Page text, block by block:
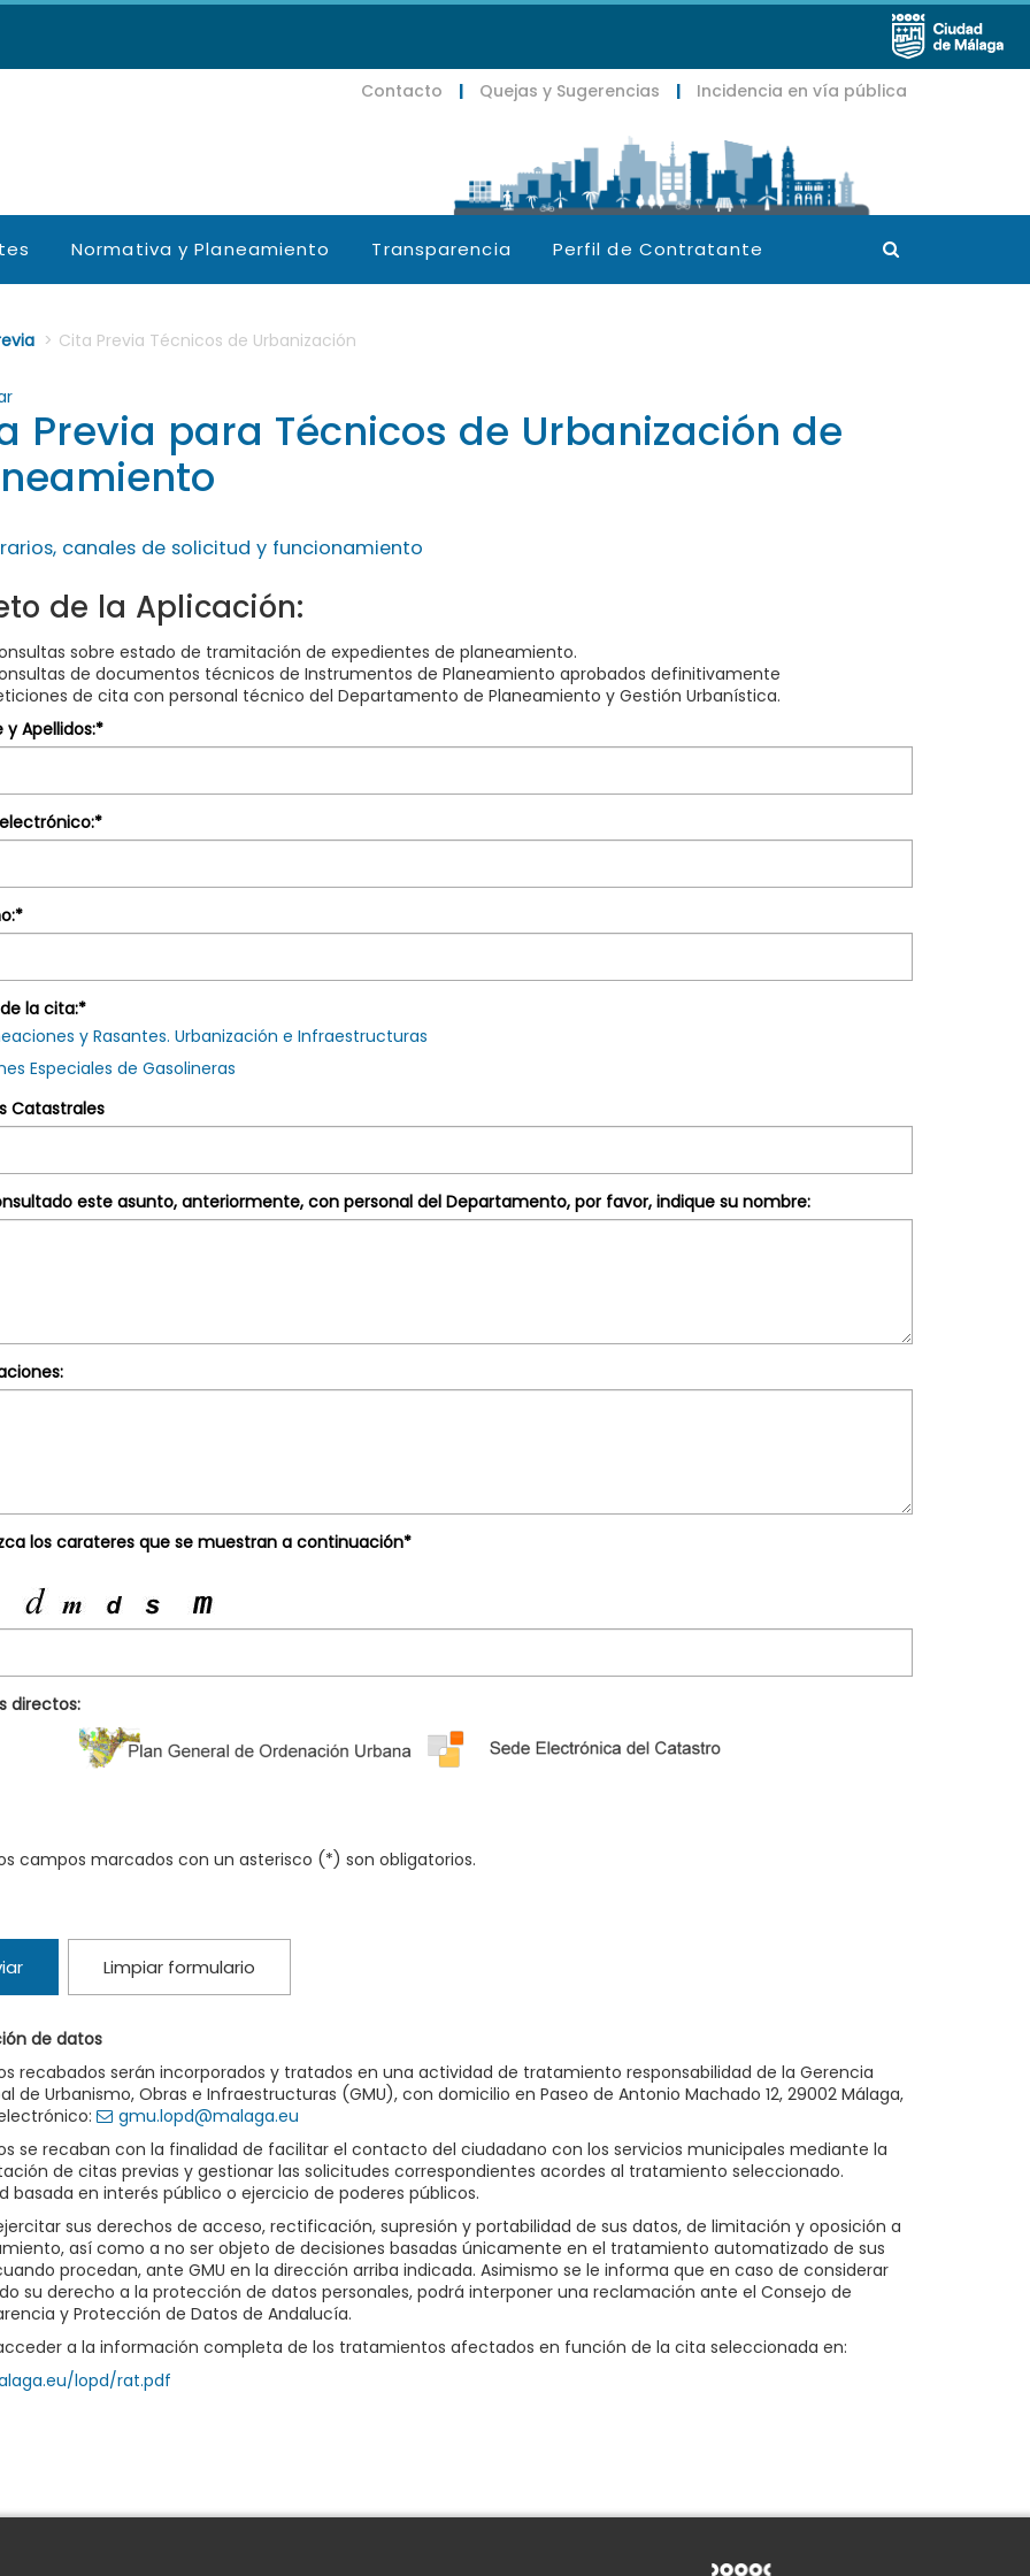
Contacto | Quejas y Sugerencias | Incidencia en vía pública
Normativa y Planeamiento Transparencia Perfil de Contratante
> Cita Previa Técnicos de Urbanización
Previa para Técnicos de Urbanización de
canales de solicitud y funcionamiento
de la Aplicación:
sobre estado de tramitación de expedientes de planeamiento.
de documentos técnicos de Instrumentos de Planeamiento aprobados definitivamente
de cita con personal técnico del Departamento de Planeamiento y Gestión Urbanística.
y Apellidos:*
la cita:*
y Rasantes. Urbanización e Infraestructuras
Especiales de Gasolineras
Catastrales
este asunto, anteriormente, con personal del Departamento, por favor, indique su nombre:
los carateres que se muestran a continuación*
directos:
campos marcados con un asterisco (*) son obligatorios.
Limpiar formulario
de datos
recabados serán incorporados y tratados en una actividad de tratamiento responsabilidad de la Gerencia
de Urbanismo, Obras e Infraestructuras (GMU), con domicilio en Paseo de Antonio Machado 12, 29002 Málaga,
gmu.lopd@malaga.eu
se recaban con la finalidad de facilitar el contacto del ciudadano con los servicios municipales mediante la
de citas previas y gestionar las solicitudes correspondientes acordes al tratamiento seleccionado.
basada en interés público o ejercicio de poderes públicos.
sus derechos de acceso, rectificación, supresión y portabilidad de sus datos, de limitación y oposición a
así como a no ser objeto de decisiones basadas únicamente en el tratamiento automatizado de sus
procedan, ante GMU en la dirección arriba indicada. Asimismo se le informa que en caso de considerar
su derecho a la protección de datos personales, podrá interponer una reclamación ante el Consejo de
y Protección de Datos de Andalucía.
a la información completa de los tratamientos afectados en función de la cita seleccionada en:
lopd/rat.pdf